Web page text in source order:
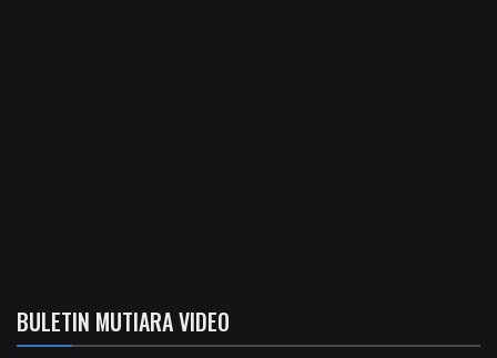
BULETIN MUTIARA VIDEO